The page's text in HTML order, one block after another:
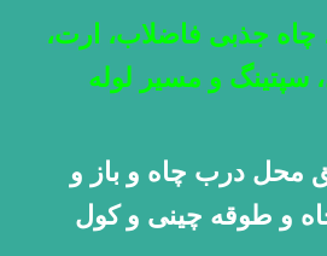
چاه جذبی فاضلاب، ارت،
سپتینگ و مسیر لوله
محل درب چاه و باز و
و طوقه چینی و کول